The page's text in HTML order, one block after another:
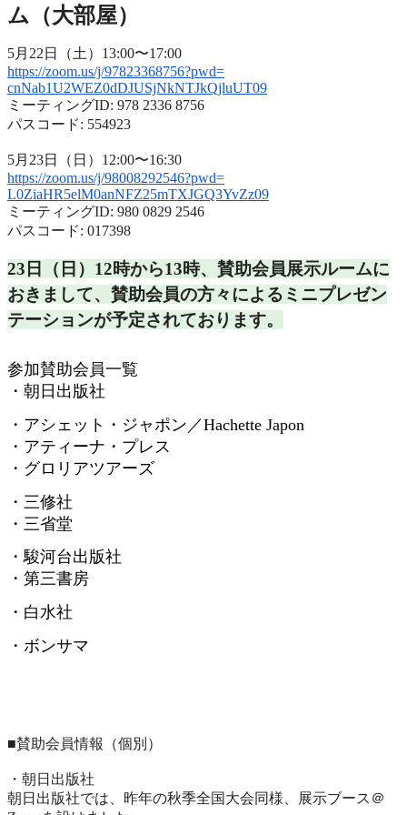
ム（大部屋）
5月22日（土）13:00〜17:00
https://zoom.us/j/97823368756?pwd=
cnNab1U2WEZ0dDJUSjNkNTJkQjluUT09
ミーティングID: 978 2336 8756
パスコード: 554923
5月23日（日）12:00〜16:30
https://zoom.us/j/98008292546?pwd=
L0ZiaHR5elM0anNFZ25mTXJGQ3YvZz09
ミーティングID: 980 0829 2546
パスコード: 017398
23日（日）12時から13時、 賛助会員展示ルームに
おきまして、 賛助会員の方々によるミニプレゼン
テーションが予定されております。
参加賛助会員一覧
・朝日出版社
・アシェット・ジャポン／Hachette Japon
・アティーナ・プレス
・グロリアツアーズ
・三修社
・三省堂
・駿河台出版社
・第三書房
・白水社
・ボンサマ
■賛助会員情報（個別）
・朝日出版社
朝日出版社では、昨年の秋季全国大会同様、展示ブース＠